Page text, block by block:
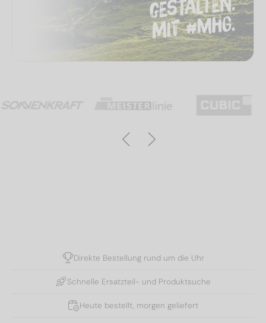
Direkte Bestellung rund um die Uhr
Schnelle Ersatzteil- und Produktsuche
Heute bestellt, morgen geliefert